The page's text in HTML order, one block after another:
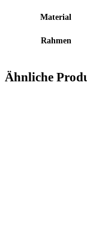
Material
Rahmen
Ähnliche